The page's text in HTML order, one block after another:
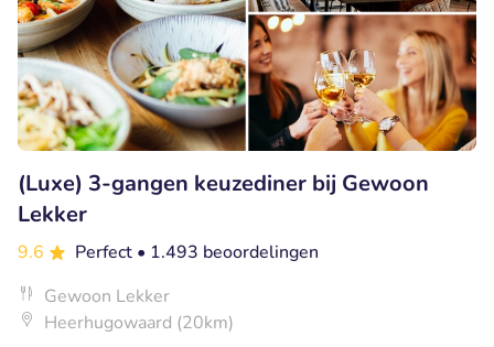
(Luxe) 3-gangen keuzediner bij Gewoon
Lekker
9.6 Perfect • 1.493 beoordelingen
Gewoon Lekker
Heerhugowaard (20km)